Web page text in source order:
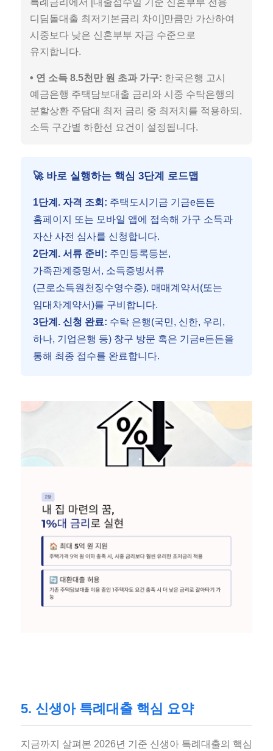
특례금리에서 [대출접수일 기준 신혼부부 전용
디딤돌대출 최저기본금리 차이]만큼만 가산하여
시중보다 낮은 신혼부부 자금 수준으로
유지합니다.
• 연 소득 8.5천만 원 초과 가구: 한국은행 고시
예금은행 주택담보대출 금리와 시중 수탁은행의
분할상환 주담대 최저 금리 중 최저치를 적용하되,
소득 구간별 하한선 요건이 설정됩니다.
🚀 바로 실행하는 핵심 3단계 로드맵
1단계. 자격 조회: 주택도시기금 기금e든든
홈페이지 또는 모바일 앱에 접속해 가구 소득과
자산 사전 심사를 신청합니다.
2단계. 서류 준비: 주민등록등본,
가족관계증명서, 소득증빙서류
(근로소득원천징수영수증), 매매계약서(또는
임대차계약서)를 구비합니다.
3단계. 신청 완료: 수탁 은행(국민, 신한, 우리,
하나, 기업은행 등) 창구 방문 혹은 기금e든든을
통해 최종 접수를 완료합니다.
5. 신생아 특례대출 핵심 요약
지금까지 살펴본 2026년 기준 신생아 특례대출의 핵심